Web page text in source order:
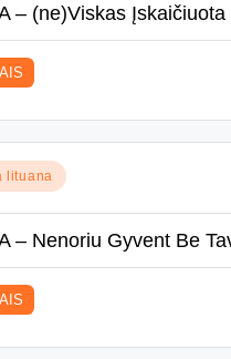
– (ne)Viskas Įskaičiuota
lituana
– Nenoriu Gyvent Be